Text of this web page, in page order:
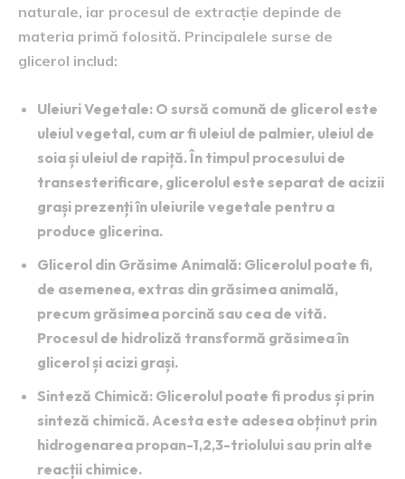
naturale, iar procesul de extracție depinde de
materia primă folosită. Principalele surse de
glicerol includ:
Uleiuri Vegetale: O sursă comună de glicerol este
uleiul vegetal, cum ar fi uleiul de palmier, uleiul de
soia și uleiul de rapiță. În timpul procesului de
transesterificare, glicerolul este separat de acizii
grași prezenți în uleiurile vegetale pentru a
produce glicerina.
Glicerol din Grăsime Animală: Glicerolul poate fi,
de asemenea, extras din grăsimea animală,
precum grăsimea porcină sau cea de vită.
Procesul de hidroliză transformă grăsimea în
glicerol și acizi grași.
Sinteză Chimică: Glicerolul poate fi produs și prin
sinteză chimică. Acesta este adesea obținut prin
hidrogenarea propan-1,2,3-triolului sau prin alte
reacții chimice.